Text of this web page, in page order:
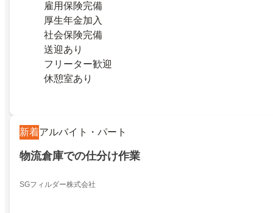
雇用保険完備
厚生年金加入
社会保険完備
送迎あり
フリーター歓迎
休憩室あり
新着アルバイト・パート
物流倉庫での仕分け作業
SGフィルダー株式会社